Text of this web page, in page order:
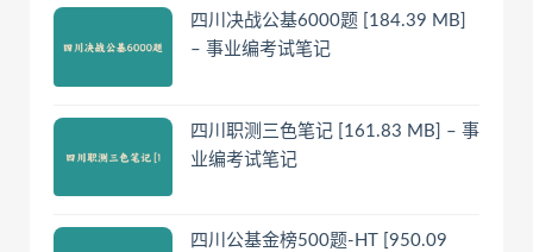
四川决战公基6000题 [184.39 MB]
– 事业编考试笔记
四川职测三色笔记 [161.83 MB] – 事
业编考试笔记
四川公基金榜500题-HT [950.09